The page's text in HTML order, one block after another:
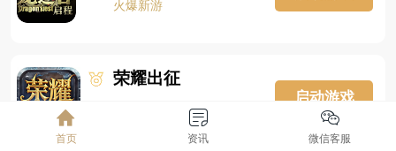
火爆新游
荣耀出征
启动游戏
首页 资讯 微信客服